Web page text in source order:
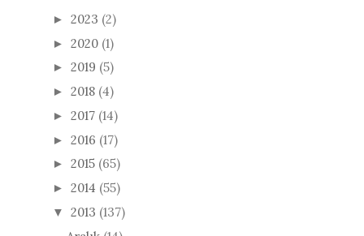
► 2023 (2)
► 2020 (1)
► 2019 (5)
► 2018 (4)
► 2017 (14)
► 2016 (17)
► 2015 (65)
► 2014 (55)
▼ 2013 (137)